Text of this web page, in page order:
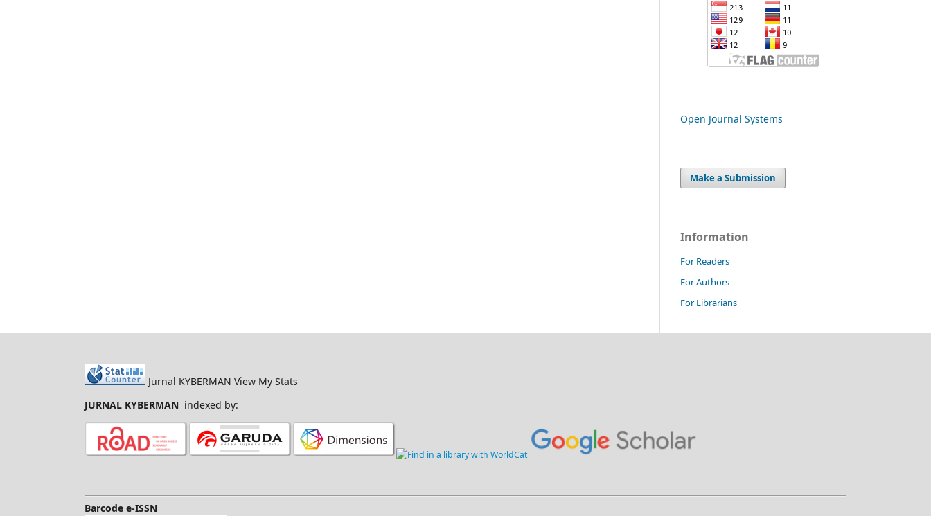
Open Journal Systems
Make a Submission
Information
For Readers
For Authors
For Librarians
Jurnal KYBERMAN View My Stats
JURNAL KYBERMAN indexed by:
Barcode e-ISSN